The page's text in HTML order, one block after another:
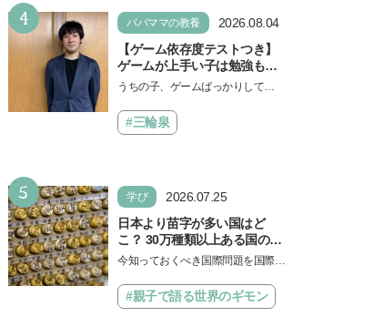
4 パパママの教養
2026.08.04
【ゲーム依存度テストつき】
ゲームが上手い子は勉強もで
きる？御三家中高卒でゲーマ
えるゲームしながら受験で勝
つためのメソッド
うちの子、ゲームばっかりしてい
言し、子どもとトラブルになる家
庭は多いもの。でも…
#三輪泉
5 学び
2026.07.25
日本より苗字が多い国はど
こ？ 30万種類以上ある国の理
由とは【親子で語る国際問
今知っておくべき国際問題を国際政
る「親子で語る国際問題」。今回
は、苗字の種類…
#親子で語る世界のギモン